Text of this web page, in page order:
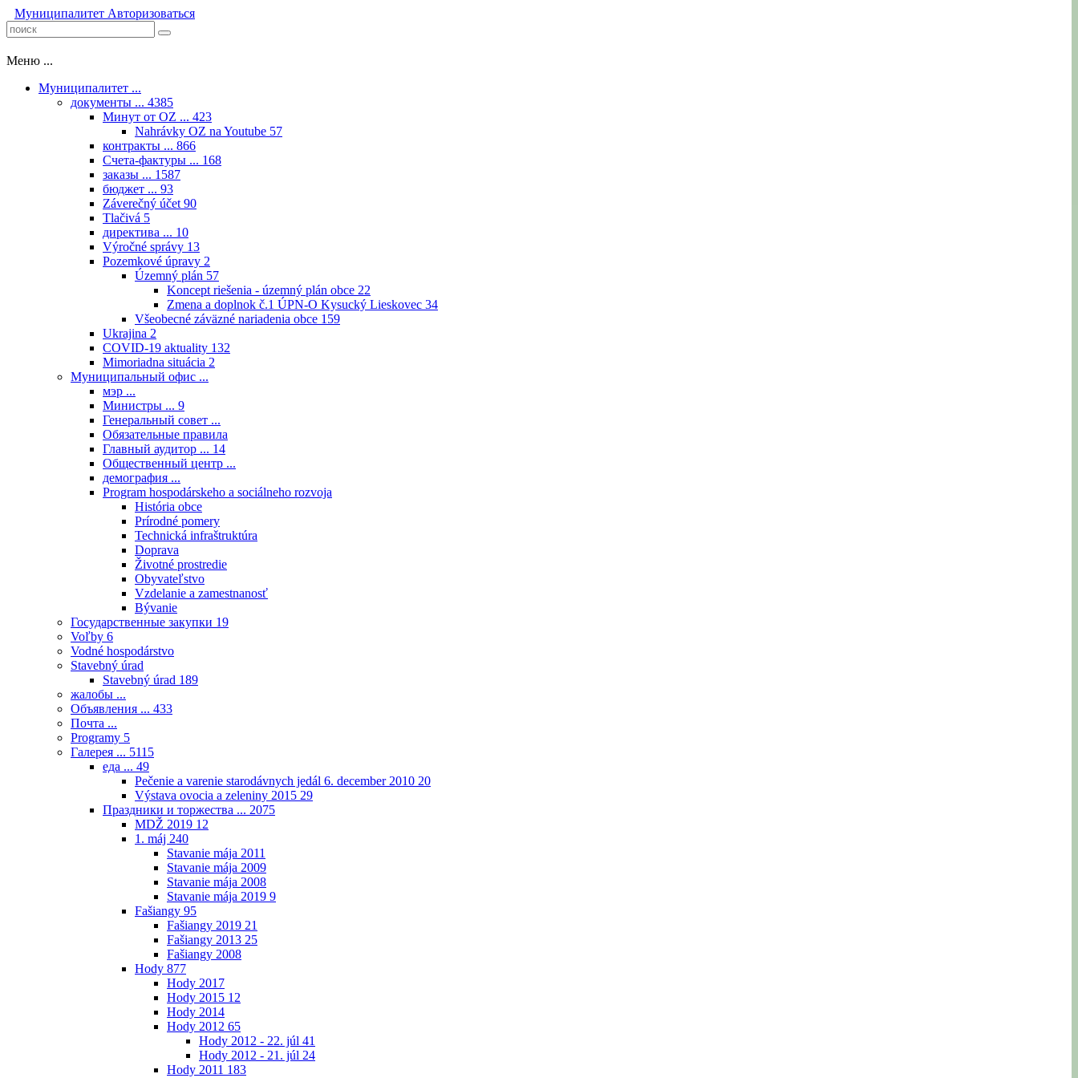
Муниципалитет Авторизоваться
Меню ...
Муниципалитет ...
документы ... 4385
Минут от OZ ... 423
Nahrávky OZ na Youtube 57
контракты ... 866
Счета-фактуры ... 168
заказы ... 1587
бюджет ... 93
Záverečný účet 90
Tlačivá 5
директива ... 10
Výročné správy 13
Pozemkové úpravy 2
Územný plán 57
Koncept riešenia - územný plán obce 22
Zmena a doplnok č.1 ÚPN-O Kysucký Lieskovec 34
Všeobecné záväzné nariadenia obce 159
Ukrajina 2
COVID-19 aktuality 132
Mimoriadna situácia 2
Муниципальный офис ...
мэр ...
Министры ... 9
Генеральный совет ...
Обязательные правила
Главный аудитор ... 14
Общественный центр ...
демография ...
Program hospodárskeho a sociálneho rozvoja
História obce
Prírodné pomery
Technická infraštruktúra
Doprava
Životné prostredie
Obyvateľstvo
Vzdelanie a zamestnanosť
Bývanie
Государственные закупки 19
Voľby 6
Vodné hospodárstvo
Stavebný úrad
Stavebný úrad 189
жалобы ...
Объявления ... 433
Почта ...
Programy 5
Галерея ... 5115
еда ... 49
Pečenie a varenie starodávnych jedál 6. december 2010 20
Výstava ovocia a zeleniny 2015 29
Праздники и торжества ... 2075
MDŽ 2019 12
1. máj 240
Stavanie mája 2011
Stavanie mája 2009
Stavanie mája 2008
Stavanie mája 2019 9
Fašiangy 95
Fašiangy 2019 21
Fašiangy 2013 25
Fašiangy 2008
Hody 877
Hody 2017
Hody 2015 12
Hody 2014
Hody 2012 65
Hody 2012 - 22. júl 41
Hody 2012 - 21. júl 24
Hody 2011 183